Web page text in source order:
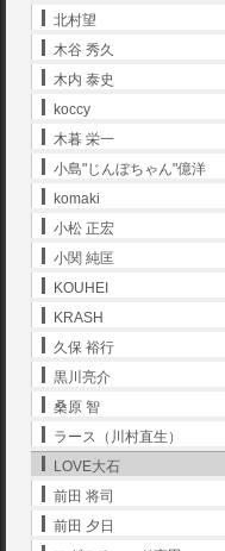
北村望
木谷 秀久
木内 泰史
koccy
木暮 栄一
小島"じんぼちゃん"億洋
komaki
小松 正宏
小関 純匡
KOUHEI
KRASH
久保 裕行
黒川亮介
桑原 智
ラース（川村直生）
LOVE大石
前田 将司
前田 夕日